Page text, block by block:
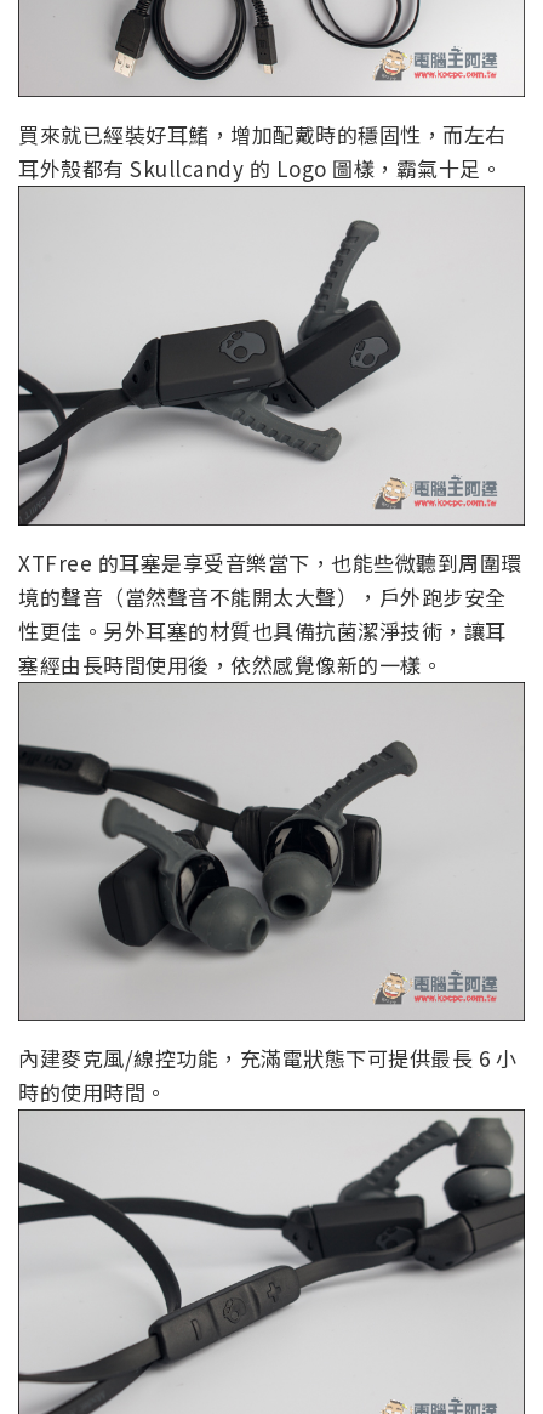
買來就已經裝好耳鰭，增加配戴時的穩固性，而左右
耳外殼都有 Skullcandy 的 Logo 圖樣，霸氣十足。
XTFree 的耳塞是享受音樂當下，也能些微聽到周圍環
境的聲音（當然聲音不能開太大聲），戶外跑步安全
性更佳。另外耳塞的材質也具備抗菌潔淨技術，讓耳
塞經由長時間使用後，依然感覺像新的一樣。
內建麥克風/線控功能，充滿電狀態下可提供最長 6 小
時的使用時間。